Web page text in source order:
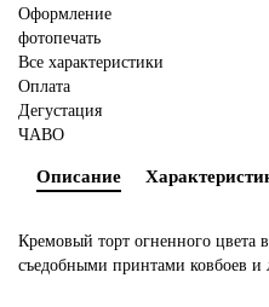
Оформление
фотопечать
Все характеристики
Оплата
Дегустация
ЧАВО
Описание
Кремовый торт огненного цвета
съедобными принтами ковбоев и